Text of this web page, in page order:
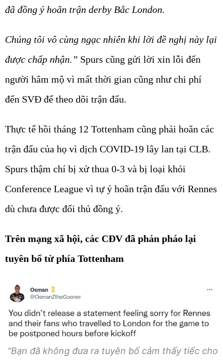
đã đồng ý hoãn trận derby Bắc London.
Chúng tôi vô cùng ngạc nhiên khi lời đề nghị này lại
được chấp nhận.” Spurs cũng gửi lời xin lỗi đến
người hâm mộ vì mất thời gian cũng như chi phí
đến SVĐ để theo dõi trận đấu.
Thực tế hồi tháng 12 Tottenham cũng phải hoãn các
trận đấu của họ vì dịch COVID-19 lây lan tại CLB.
Spurs thậm chí bị xử thua 0-3 và bị loại khỏi
Conference League vì tự ý hoãn trận đấu với Rennes
dù chưa được đối thủ đồng ý.
Trên mạng xã hội, các CĐV đã phản pháo lại
tuyên bố từ phía Tottenham
“Bạn đã không đưa ra tuyên bố cảm thấy tiếc cho